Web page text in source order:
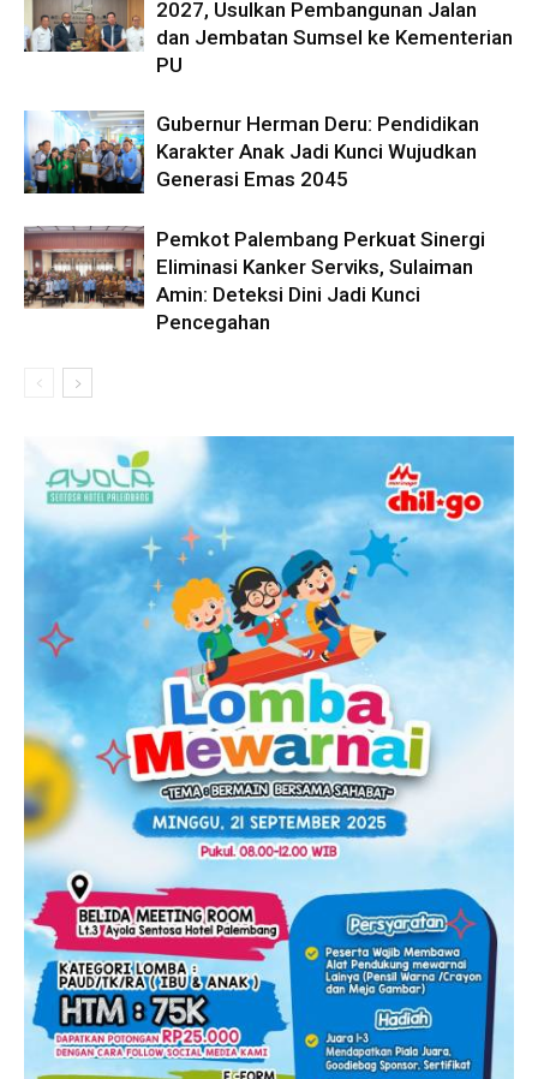
2027, Usulkan Pembangunan Jalan
dan Jembatan Sumsel ke Kementerian
PU
Gubernur Herman Deru: Pendidikan
Karakter Anak Jadi Kunci Wujudkan
Generasi Emas 2045
Pemkot Palembang Perkuat Sinergi
Eliminasi Kanker Serviks, Sulaiman
Amin: Deteksi Dini Jadi Kunci
Pencegahan